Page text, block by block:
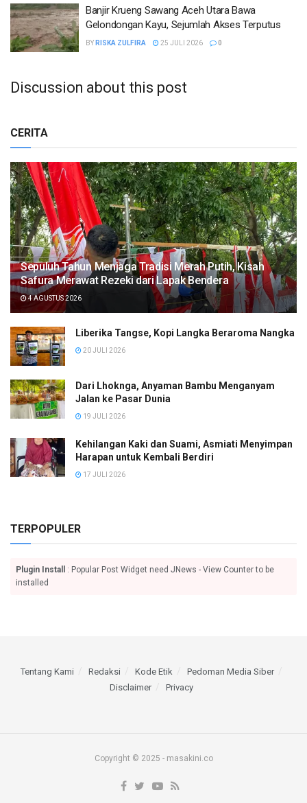
Banjir Krueng Sawang Aceh Utara Bawa
Gelondongan Kayu, Sejumlah Akses Terputus
BY RISKA ZULFIRA 25 JULI 2026 0
Discussion about this post
CERITA
Sepuluh Tahun Menjaga Tradisi Merah Putih, Kisah
Safura Merawat Rezeki dari Lapak Bendera
4 AGUSTUS 2026
Liberika Tangse, Kopi Langka Beraroma Nangka
20 JULI 2026
Dari Lhoknga, Anyaman Bambu Menganyam
Jalan ke Pasar Dunia
19 JULI 2026
Kehilangan Kaki dan Suami, Asmiati Menyimpan
Harapan untuk Kembali Berdiri
17 JULI 2026
TERPOPULER
Plugin Install
: Popular Post Widget need JNews - View Counter to be
installed
Tentang Kami Redaksi Kode Etik
Pedoman Media Siber
Disclaimer
Privacy
Copyright © 2025 - masakini.co